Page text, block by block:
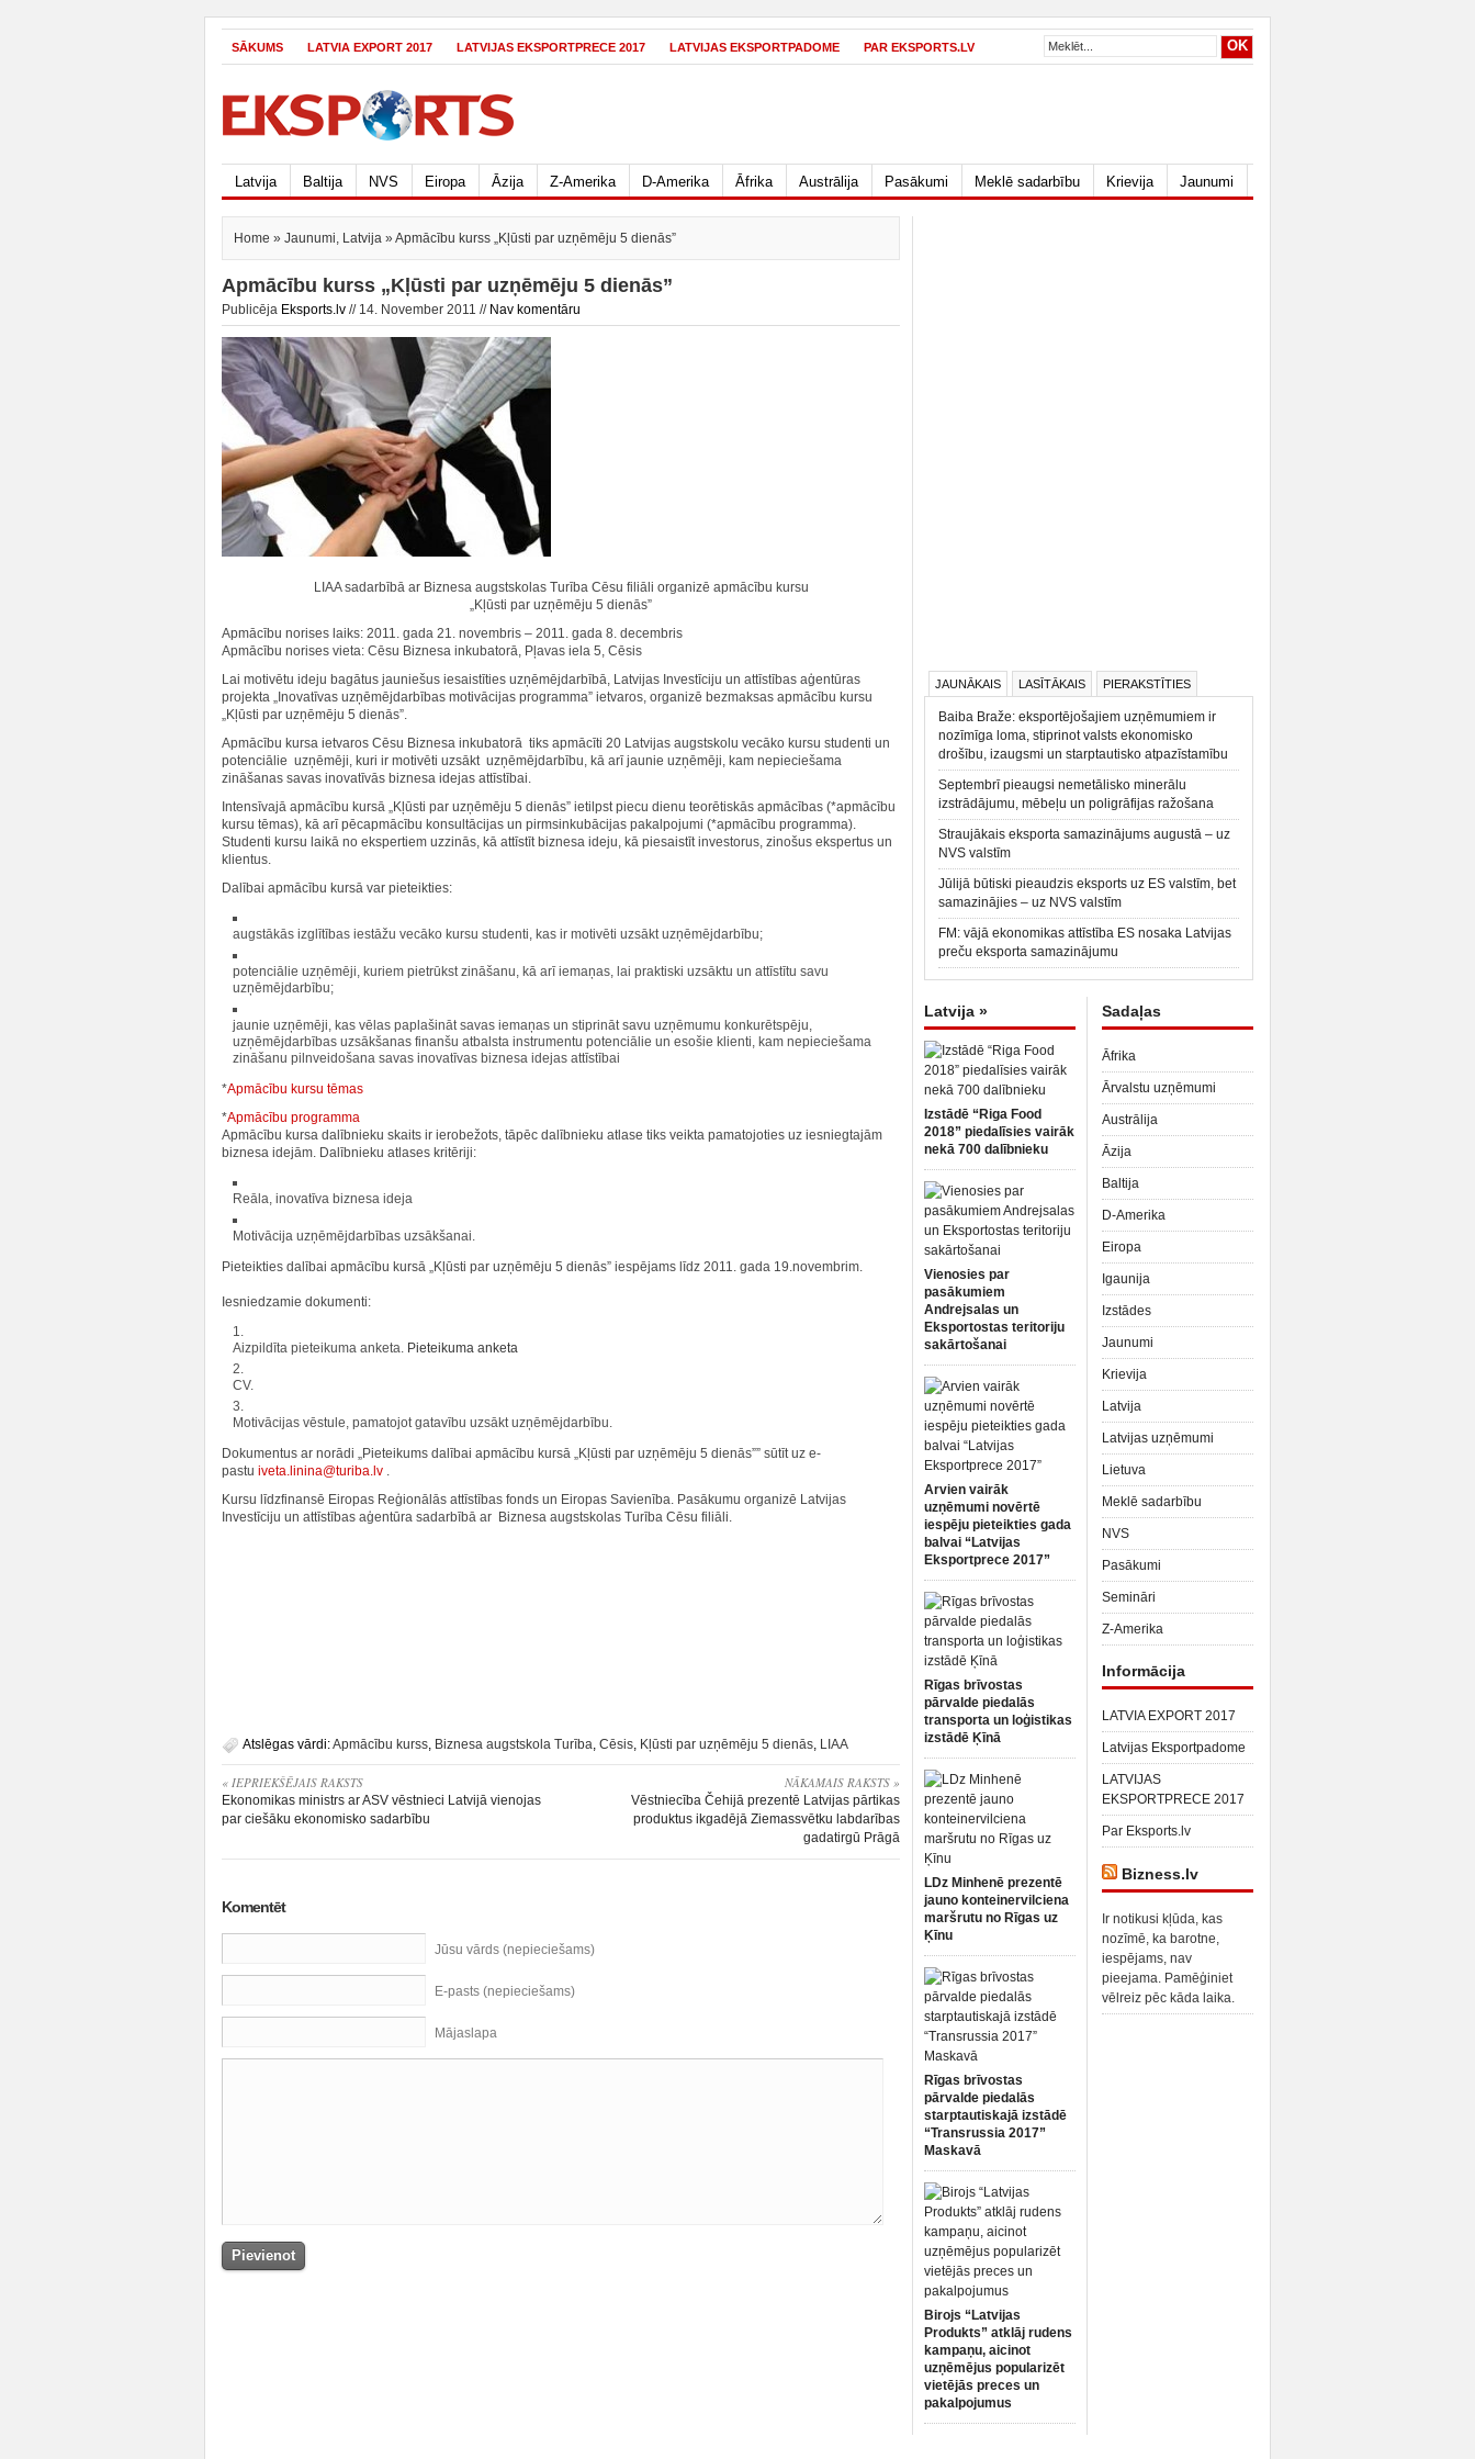
SĀKUMS LATVIA EXPORT 2017 LATVIJAS EKSPORTPRECE 2017 LATVIJAS EKSPORTPADOME PAR EKSPORTS.LV
Latvija Baltija NVS Eiropa Āzija Z-Amerika D-Amerika Āfrika Austrālija Pasākumi Meklē sadarbību Krievija Jaunumi
Home » Jaunumi, Latvija » Apmācību kurss „Kļūsti par uzņēmēju 5 dienās”
Apmācību kurss „Kļūsti par uzņēmēju 5 dienās”
Publicēja Eksports.lv // 14. November 2011 // Nav komentāru
LIAA sadarbībā ar Biznesa augstskolas Turība Cēsu filiāli organizē apmācību kursu
„Kļūsti par uzņēmēju 5 dienās”
Apmācību norises laiks: 2011. gada 21. novembris – 2011. gada 8. decembris
Apmācību norises vieta: Cēsu Biznesa inkubatorā, Pļavas iela 5, Cēsis
Lai motivētu ideju bagātus jauniešus iesaistīties uzņēmējdarbībā, Latvijas Investīciju un attīstības aģentūras
projekta „Inovatīvas uzņēmējdarbības motivācijas programma” ietvaros, organizē bezmaksas apmācību kursu
„Kļūsti par uzņēmēju 5 dienās”.
Apmācību kursa ietvaros Cēsu Biznesa inkubatorā tiks apmācīti 20 Latvijas augstskolu vecāko kursu studenti un
potenciālie uzņēmēji, kuri ir motivēti uzsākt uzņēmējdarbību, kā arī jaunie uzņēmēji, kam nepieciešama
zināšanas savas inovatīvās biznesa idejas attīstībai.
Intensīvajā apmācību kursā „Kļūsti par uzņēmēju 5 dienās” ietilpst piecu dienu teorētiskās apmācības (*apmācību
kursu tēmas), kā arī pēcapmācību konsultācijas un pirmsinkubācijas pakalpojumi (*apmācību programma).
Studenti kursu laikā no ekspertiem uzzinās, kā attīstīt biznesa ideju, kā piesaistīt investorus, zinošus ekspertus un
klientus.
Dalībai apmācību kursā var pieteikties:
augstākās izglītības iestāžu vecāko kursu studenti, kas ir motivēti uzsākt uzņēmējdarbību;
potenciālie uzņēmēji, kuriem pietrūkst zināšanu, kā arī iemaņas, lai praktiski uzsāktu un attīstītu savu
uzņēmējdarbību;
jaunie uzņēmēji, kas vēlas paplašināt savas iemaņas un stiprināt savu uzņēmumu konkurētspēju,
uzņēmējdarbības uzsākšanas finanšu atbalsta instrumentu potenciālie un esošie klienti, kam nepieciešama
zināšanu pilnveidošana savas inovatīvas biznesa idejas attīstībai
*Apmācību kursu tēmas
*Apmācību programma
Apmācību kursa dalībnieku skaits ir ierobežots, tāpēc dalībnieku atlase tiks veikta pamatojoties uz iesniegtajām
biznesa idejām. Dalībnieku atlases kritēriji:
Reāla, inovatīva biznesa ideja
Motivācija uzņēmējdarbības uzsākšanai.
Pieteikties dalībai apmācību kursā „Kļūsti par uzņēmēju 5 dienās” iespējams līdz 2011. gada 19.novembrim.
Iesniedzamie dokumenti:
Aizpildīta pieteikuma anketa. Pieteikuma anketa
CV.
Motivācijas vēstule, pamatojot gatavību uzsākt uzņēmējdarbību.
Dokumentus ar norādi „Pieteikums dalībai apmācību kursā „Kļūsti par uzņēmēju 5 dienās”” sūtīt uz e-
pastu iveta.linina@turiba.lv .
Kursu līdzfinansē Eiropas Reģionālās attīstības fonds un Eiropas Savienība. Pasākumu organizē Latvijas
Investīciju un attīstības aģentūra sadarbībā ar Biznesa augstskolas Turība Cēsu filiāli.
Atslēgas vārdi:Apmācību kurss, Biznesa augstskola Turība, Cēsis, Kļūsti par uzņēmēju 5 dienās, LIAA
« IEPRIEKŠĒJAIS RAKSTS
Ekonomikas ministrs ar ASV vēstnieci Latvijā vienojas
par ciešāku ekonomisko sadarbību
NĀKAMAIS RAKSTS »
Vēstniecība Čehijā prezentē Latvijas pārtikas
produktus ikgadējā Ziemassvētku labdarības
gadatirgū Prāgā
Komentēt
Jūsu vārds (nepieciešams)
E-pasts (nepieciešams)
Mājaslapa
JAUNĀKAIS LASĪTĀKAIS PIERAKSTĪTIES
Baiba Braže: eksportējošajiem uzņēmumiem ir
nozīmīga loma, stiprinot valsts ekonomisko
drošību, izaugsmi un starptautisko atpazīstamību
Septembrī pieaugsi nemetālisko minerālu
izstrādājumu, mēbeļu un poligrāfijas ražošana
Straujākais eksporta samazinājums augustā – uz
NVS valstīm
Jūlijā būtiski pieaudzis eksports uz ES valstīm, bet
samazinājies – uz NVS valstīm
FM: vājā ekonomikas attīstība ES nosaka Latvijas
preču eksporta samazinājumu
Latvija »
Izstādē “Riga Food
2018” piedalīsies vairāk
nekā 700 dalībnieku
Vienosies par
pasākumiem
Andrejsalas un
Eksportostas teritoriju
sakārtošanai
Arvien vairāk
uzņēmumi novērtē
iespēju pieteikties gada
balvai “Latvijas
Eksportprece 2017”
Rīgas brīvostas
pārvalde piedalās
transporta un loģistikas
izstādē Ķīnā
LDz Minhenē prezentē
jauno konteinervilciena
maršrutu no Rīgas uz
Ķīnu
Rīgas brīvostas
pārvalde piedalās
starptautiskajā izstādē
“Transrussia 2017”
Maskavā
Birojs “Latvijas
Produkts” atklāj rudens
kampaņu, aicinot
uzņēmējus popularizēt
vietējās preces un
pakalpojumus
Sadaļas
Āfrika
Ārvalstu uzņēmumi
Austrālija
Āzija
Baltija
D-Amerika
Eiropa
Igaunija
Izstādes
Jaunumi
Krievija
Latvija
Latvijas uzņēmumi
Lietuva
Meklē sadarbību
NVS
Pasākumi
Semināri
Z-Amerika
Informācija
LATVIA EXPORT 2017
Latvijas Eksportpadome
LATVIJAS
EKSPORTPRECE 2017
Par Eksports.lv
Bizness.lv
Ir notikusi kļūda, kas
nozīmē, ka barotne,
iespējams, nav
pieejama. Pamēģiniet
vēlreiz pēc kāda laika.